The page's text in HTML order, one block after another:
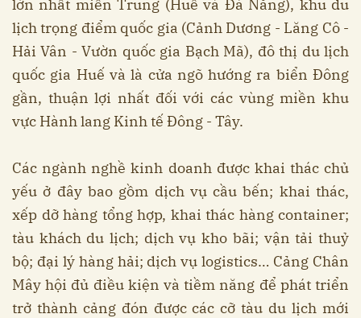
lớn nhất miền Trung (Huế và Đà Nẵng), khu du
lịch trọng điểm quốc gia (Cảnh Dương - Lăng Cô -
Hải Vân - Vườn quốc gia Bạch Mã), đô thị du lịch
quốc gia Huế và là cửa ngõ hướng ra biển Đông
gần, thuận lợi nhất đối với các vùng miền khu
vực Hành lang Kinh tế Đông - Tây.
Các ngành nghề kinh doanh được khai thác chủ
yếu ở đây bao gồm dịch vụ cầu bến; khai thác,
xếp dỡ hàng tổng hợp, khai thác hàng container;
tàu khách du lịch; dịch vụ kho bãi; vận tải thuỷ
bộ; đại lý hàng hải; dịch vụ logistics… Cảng Chân
Mây hội đủ điều kiện và tiềm năng để phát triển
trở thành cảng đón được các cỡ tàu du lịch mới